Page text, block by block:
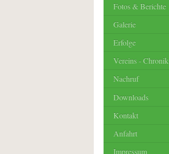
Fotos & Berichte
Galerie
Erfolge
Vereins - Chronik
Nachruf
Downloads
Kontakt
Anfahrt
Impressum